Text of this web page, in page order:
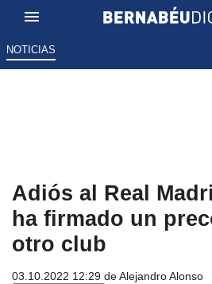
NOTICIAS
Adiós al Real
ha firmado un
otro club
03.10.2022 12:29 deAlejandro Alonso